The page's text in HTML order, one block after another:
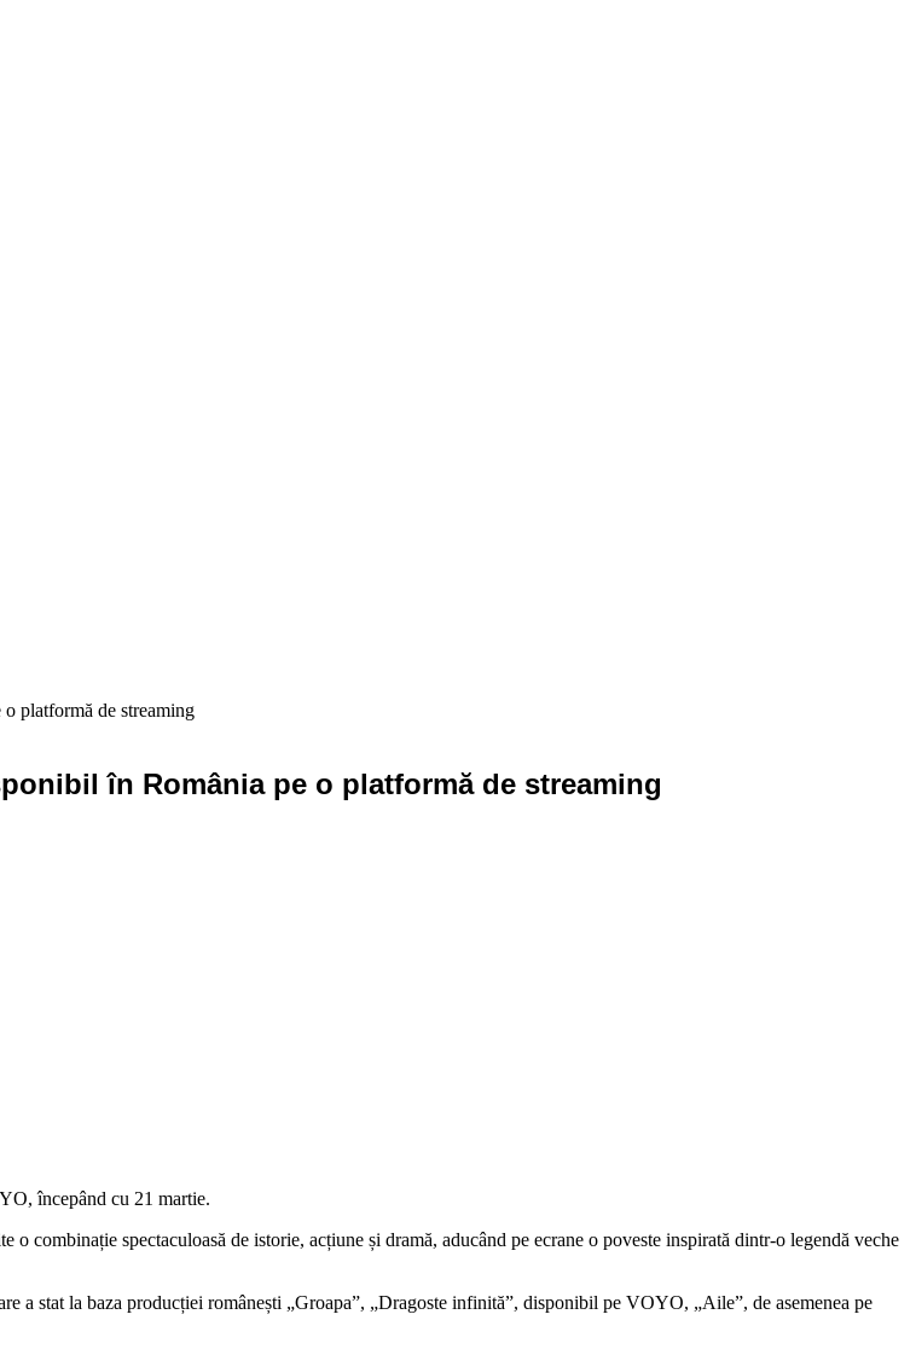
platformă de streaming
în România pe o platformă de streaming
începând cu 21 martie.
combinație spectaculoasă de istorie, acțiune și dramă, aducând pe ecrane o poveste inspirată dintr-o legendă veche
a stat la baza producției românești „Groapa”, „Dragoste infinită”, disponibil pe VOYO, „Aile”, de asemenea pe